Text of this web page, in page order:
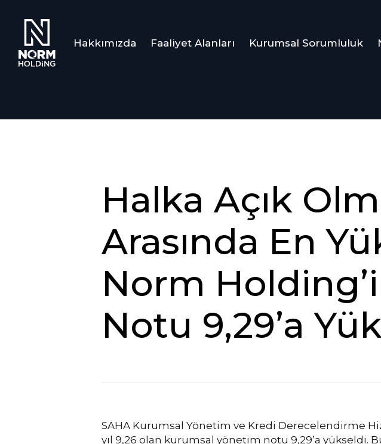
Hakkımızda Faaliyet Alanları Kurumsal Sorumluluk
Halka Açık
Arasında En
Norm
Notu 9,29’a
SAHA Kurumsal Yönetim ve Kredi Derecelendirme
yıl 9,26 olan kurumsal yönetim notu 9,29’a yükseldi.